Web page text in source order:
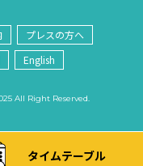
プレスの方へ
English
All Right Reserved.
タイムテーブル